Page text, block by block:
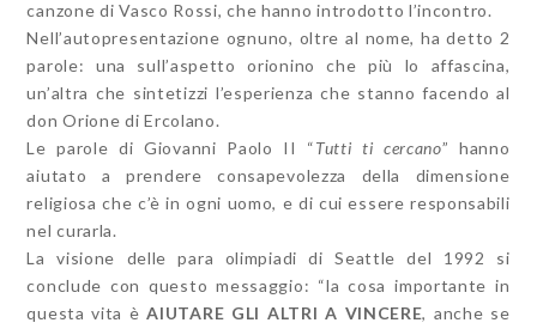
canzone di Vasco Rossi, che hanno introdotto l’incontro.
Nell’autopresentazione ognuno, oltre al nome, ha detto 2
parole: una sull’aspetto orionino che più lo affascina,
un’altra che sintetizzi l’esperienza che stanno facendo al
don Orione di Ercolano.
Le parole di Giovanni Paolo II “Tutti ti cercano” hanno
aiutato a prendere consapevolezza della dimensione
religiosa che c’è in ogni uomo, e di cui essere responsabili
nel curarla.
La visione delle para olimpiadi di Seattle del 1992 si
conclude con questo messaggio: “la cosa importante in
questa vita èAIUTARE GLI ALTRI A VINCERE, anche se